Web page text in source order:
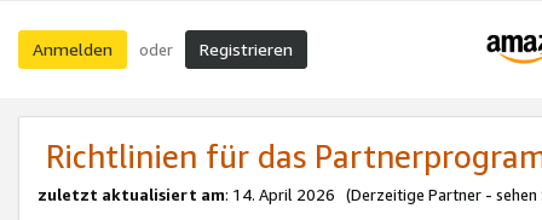
Anmelden oder Registrieren
Richtlinien für das
zuletzt aktualisiert am: 14. April 2026 (Derzeitige Partner - sehen